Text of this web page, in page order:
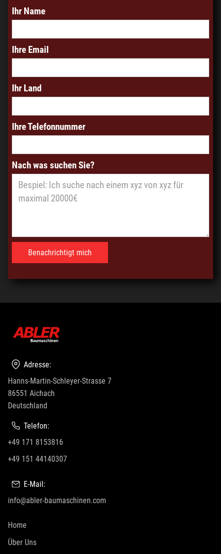
Ihr Name
Ihre Email
Ihr Land
Ihre Telefonnummer
Nach was suchen Sie?
Adresse:
Hanns-Martin-Schleyer-Strasse 7
86551 Aichach
Deutschland
Telefon:
+49 171 8153816
+49 151 44140307
E-Mail:
info@abler-baumaschinen.com
Home
Über Uns